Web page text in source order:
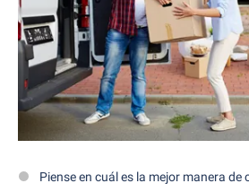
Piense en cuál es la mejor manera